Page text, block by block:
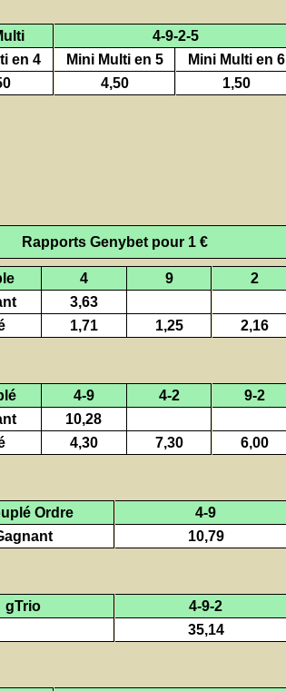
4-9-2-5
en 4
Mini Multi en 5
Mini Multi en 6
4,50 1,50
Rapports Genybet pour 1 €
4 9
2
3,63
1,71 1,25 2,16
4-9 4-2
9-2
10,28
4,30 7,30 6,00
Ordre
4-9
10,79
gTrio
4-9-2
35,14